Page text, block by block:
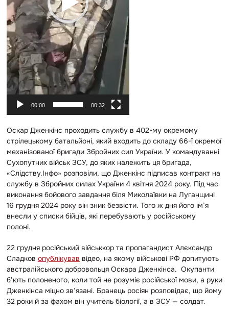
р
а
в
а
ч
00:00 00:32
Оскар Дженкінс проходить службу в 402-му окремому
стрілецькому батальйоні, який входить до складу 66-ї окремої
механізованої бригади Збройних сил України. У командуванні
Сухопутних військ ЗСУ, до яких належить ця бригада,
«Слідству.Інфо» розповіли, що Дженкінс підписав контракт на
службу в Збройних силах України 4 квітня 2024 року. Під час
виконання бойового завдання біля Миколаївки на Луганщині
16 грудня 2024 року він зник безвісти. Того ж дня його ім’я
внесли у списки бійців, які перебувають у російському
полоні.
22 грудня російський військкор та пропагандист Алєксандр
Сладков опублікував відео, на якому військові РФ допитують
австралійського добровольця Оскара Дженкінса. Окупанти
б’ють полоненого, коли той не розуміє російської мови, а руки
Дженкінса міцно зв’язані. Бранець росіян розповідає, що йому
32 роки й за фахом він учитель біології, а в ЗСУ — солдат.